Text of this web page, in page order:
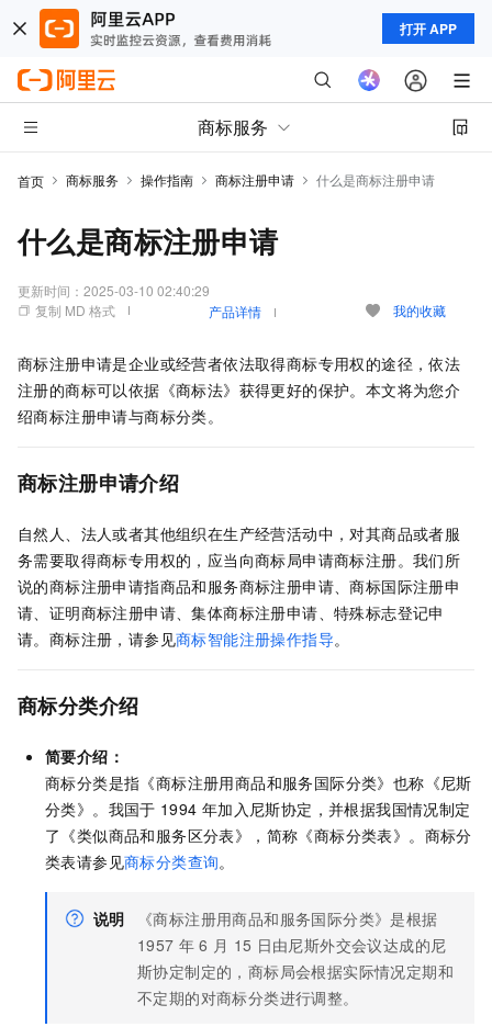
打开 APP
商标服务
首页 商标服务 操作指南 商标注册申请 什么是商标注册申请
什么是商标注册申请
更新时间： 2025-03-10 02:40:29
复制 MD 格式
产品详情 我的收藏
商标注册申请是企业或经营者依法取得商标专用权的途径，依法
注册的商标可以依据《商标法》获得更好的保护。本文将为您介
绍商标注册申请与商标分类。
商标注册申请介绍
自然人、法人或者其他组织在生产经营活动中，对其商品或者服
务需要取得商标专用权的，应当向商标局申请商标注册。我们所
说的商标注册申请指商品和服务商标注册申请、商标国际注册申
请、证明商标注册申请、集体商标注册申请、特殊标志登记申
请。商标注册，请参见商标智能注册操作指导。
商标分类介绍
简要介绍：
商标分类是指《商标注册用商品和服务国际分类》也称《尼斯
分类》。我国于 1994 年加入尼斯协定，并根据我国情况制定
了《类似商品和服务区分表》，简称《商标分类表》。商标分
类表请参见商标分类查询。
说明
《商标注册用商品和服务国际分类》是根据
1957 年 6 月 15 日由尼斯外交会议达成的尼
斯协定制定的，商标局会根据实际情况定期和
不定期的对商标分类进行调整。